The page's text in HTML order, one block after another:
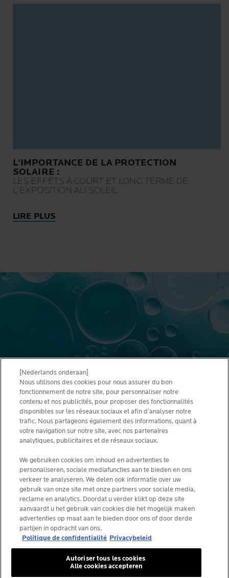
L'IMPORTANCE DE LA PROTECTION
SOLAIRE :
LES EFFETS À COURT ET LONG TERME DE
L'EXPOSITION AU SOLEIL
LIRE PLUS
N°1 DES MARQUES SOIN
DERMO-COSMÉTIQUES
PAR LES DERMATOLOGUES
EN BELGIQUE*
CONDITIONS D’UTILISATION
NOUS CONTACTER
PRIVACY POLICY
SITEMAP
COOKIES POLICY
NEWSLETTER
FOUNDATION LA ROCHE-POSAY
CHOISIS TON PAYS
[Nederlands onderaan]
Nous utilisons des cookies pour nous assurer du bon
fonctionnement de notre site, pour personnaliser notre
contenu et nos publicités, pour proposer des fonctionnalités
disponibles sur les réseaux sociaux et afin d’analyser notre
trafic. Nous partageons également des informations, quant à
votre navigation sur notre site, avec nos partenaires
analytiques, publicitaires et de réseaux sociaux.
We gebruiken cookies om inhoud en advertenties te
personaliseren, sociale mediafuncties aan te bieden en ons
verkeer te analyseren. We delen ook informatie over uw
gebruik van onze site met onze partners voor sociale media,
reclame en analytics. Doordat u verder klikt op deze site
aanvaardt u het gebruik van cookies die het mogelijk maken
advertenties op maat aan te bieden door ons of door derde
partijen in opdracht van ons.
Politique de confidentialité Privacybeleid
Autoriser tous les cookies
Alle cookies accepteren